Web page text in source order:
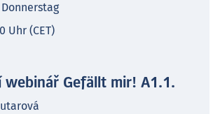
Uhr (CET)
webinář Gefällt mir! A1.1.